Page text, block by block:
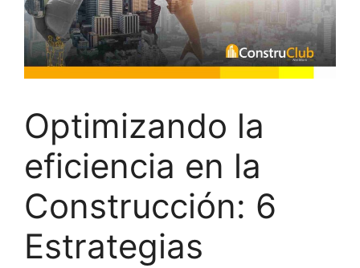
Optimizando la
eficiencia en la
Construcción: 6
Estrategias